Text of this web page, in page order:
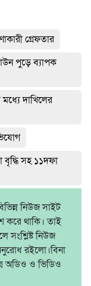
গ্রেফতার
পুড়ে ব‍্যাপক
দাখিলের
বৃদ্ধি সহ ১১দফা
নিউজ সাইট
করে থাকি। তাই
নিউজ
রইলো।বিনা
অডিও ও ভিডিও